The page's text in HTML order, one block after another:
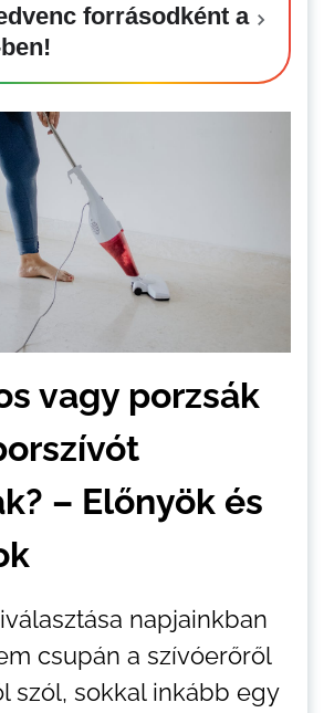
forrásodként a
vagy porzsák
– Előnyök és
napjainkban
csupán a szívóerőről
szól, sokkal inkább egy